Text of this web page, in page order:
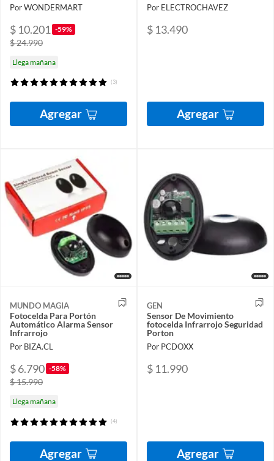
Por WONDERMART
$ 10.201 -59%
$ 24.990
Llega mañana
(3)
Agregar
Por ELECTROCHAVEZ
$ 13.490
Agregar
MUNDO MAGIA
Fotocelda Para Portón
Automático Alarma Sensor
Infrarrojo
Por BIZA.CL
$ 6.790 -58%
$ 15.990
Llega mañana
(4)
Agregar
GEN
Sensor De Movimiento
fotocelda Infrarrojo Seguridad
Porton
Por PCDOXX
$ 11.990
Agregar